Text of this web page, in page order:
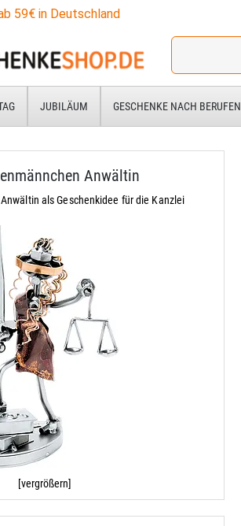
59€ in Deutschland
Ich
für:
JUBILÄUM GESCHENKE NACH BERUFEN
Anwältin
als Geschenkidee für die Kanzlei
[vergrößern]